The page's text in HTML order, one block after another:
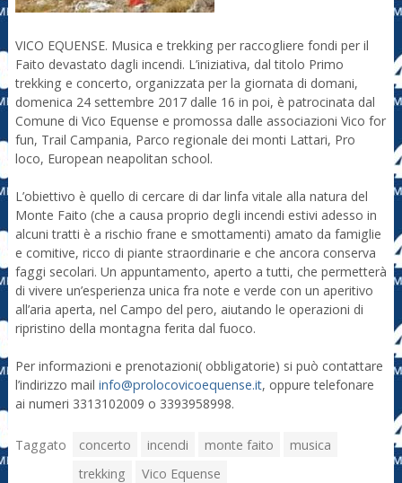
VICO EQUENSE. Musica e trekking per raccogliere fondi per il
Faito devastato dagli incendi. L’iniziativa, dal titolo Primo
trekking e concerto, organizzata per la giornata di domani,
domenica 24 settembre 2017 dalle 16 in poi, è patrocinata dal
Comune di Vico Equense e promossa dalle associazioni Vico for
fun, Trail Campania, Parco regionale dei monti Lattari, Pro
loco, European neapolitan school.
L’obiettivo è quello di cercare di dar linfa vitale alla natura del
Monte Faito (che a causa proprio degli incendi estivi adesso in
alcuni tratti è a rischio frane e smottamenti) amato da famiglie
e comitive, ricco di piante straordinarie e che ancora conserva
faggi secolari. Un appuntamento, aperto a tutti, che permetterà
di vivere un’esperienza unica fra note e verde con un aperitivo
all’aria aperta, nel Campo del pero, aiutando le operazioni di
ripristino della montagna ferita dal fuoco.
Per informazioni e prenotazioni( obbligatorie) si può contattare
l’indirizzo mail info@prolocovicoequense.it, oppure telefonare
ai numeri 3313102009 o 3393958998.
Taggato concerto incendi monte faito
musica
trekking
Vico Equense